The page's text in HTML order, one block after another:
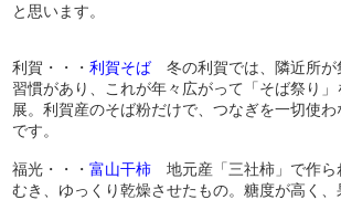
と思います。
利賀・・・利賀そば冬の利賀では、隣近所が
習慣があり、これが年々広がって「そば祭り
展。利賀産のそば粉だけで、つなぎを一切使
です。
福光・・・富山干柿 地元産「三社柿」で作ら
むき、ゆっくり乾燥させたもの。糖度が高く、